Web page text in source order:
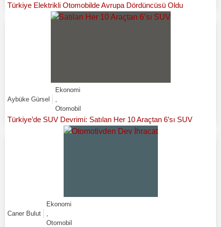
Türkiye Elektrikli Otomobilde Avrupa Dördüncüsü Oldu
Aybüke Gürsel
Ekonomi
Otomobil
Türkiye’de SUV Devrimi: Satılan Her 10 Araçtan 6’sı SUV
Caner Bulut
Ekonomi
Otomobil